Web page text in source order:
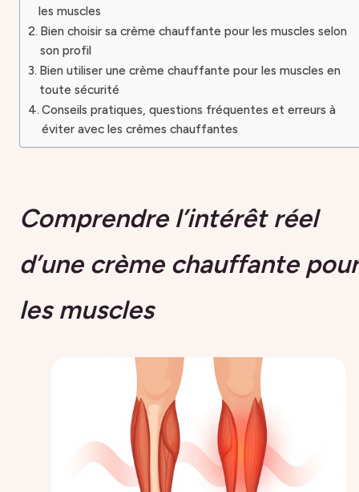
les muscles
Bien choisir sa crème chauffante pour les muscles selon
son profil
Bien utiliser une crème chauffante pour les muscles en
toute sécurité
Conseils pratiques, questions fréquentes et erreurs à
éviter avec les crèmes chauffantes
Comprendre l’intérêt réel
d’une crème chauffante pour
les muscles